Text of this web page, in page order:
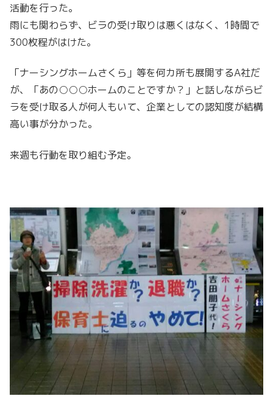
活動を行った。
雨にも関わらず、ビラの受け取りは悪くはなく、1時間で
300枚程がはけた。
「ナーシングホームさくら」等を何カ所も展開するA社だ
が、「あの○○○ホームのことですか？」と話しながらビ
ラを受け取る人が何人もいて、企業としての認知度が結構
高い事が分かった。
来週も行動を取り組む予定。